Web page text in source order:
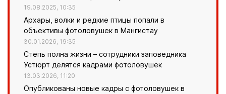
19.08.2025, 10:35
Архары, волки и редкие птицы попали в
объективы фотоловушек в Мангистау
30.01.2026, 19:35
Степь полна жизни – сотрудники заповедника
Устюрт делятся кадрами фотоловушек
13.03.2026, 11:20
Опубликованы новые кадры с фотоловушек в